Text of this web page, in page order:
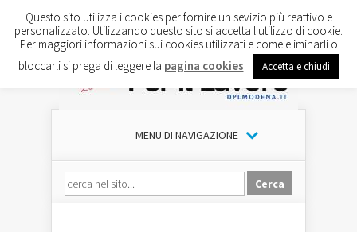
MENU DI NAVIGAZIONE
Questo sito utilizza i cookies per fornire un sevizio più reattivo e
personalizzato. Utilizzando questo sito si accetta l'utilizzo di cookie.
Per maggiori informazioni sui cookies utilizzati e come eliminarli o
bloccarli si prega di leggere la pagina cookies Accetta e chiudi